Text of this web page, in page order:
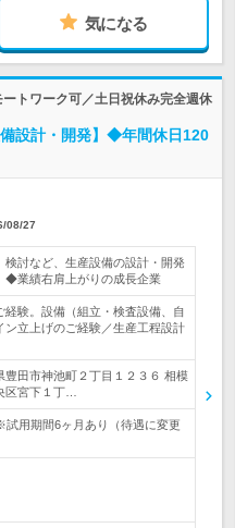
気になる
トワーク可／土日祝休み完全週休
設計・開発】◆年間休日120
08/27
討など、生産設備の設計・開発
◆業績右肩上がりの成長企業
経験。設備（組立・検査設備、自
立上げのご経験／生産工程設計
田市神池町２丁目１２３６ 相模
区宮下１丁…
用期間6ヶ月あり（待遇に変更